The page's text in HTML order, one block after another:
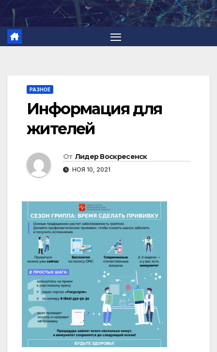
Перейти
содержимому
РАЗНОЕ
Информация для
жителей
От Лидер Воскресенск
НОЯ 10, 2021